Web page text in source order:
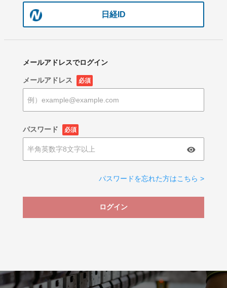
日経ID
メールアドレスでログイン
メールアドレス 必須
パスワード 必須
パスワードを忘れた方はこちら >
ログイン